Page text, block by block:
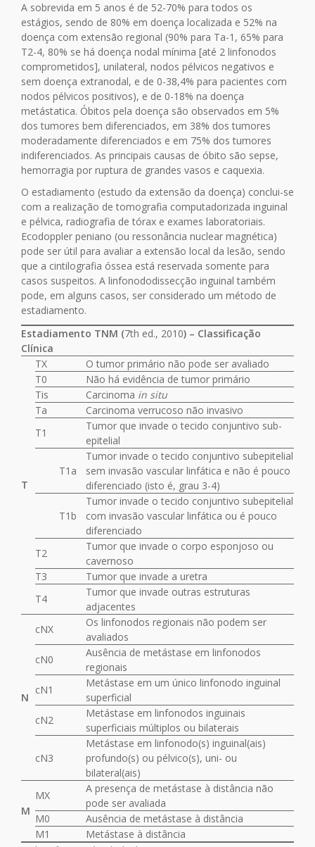
A sobrevida em 5 anos é de 52-70% para todos os
estágios, sendo de 80% em doença localizada e 52% na
doença com extensão regional (90% para Ta-1, 65% para
T2-4, 80% se há doença nodal mínima [até 2 linfonodos
comprometidos], unilateral, nodos pélvicos negativos e
sem doença extranodal, e de 0-38,4% para pacientes com
nodos pélvicos positivos), e de 0-18% na doença
metástatica. Óbitos pela doença são observados em 5%
dos tumores bem diferenciados, em 38% dos tumores
moderadamente diferenciados e em 75% dos tumores
indiferenciados. As principais causas de óbito são sepse,
hemorragia por ruptura de grandes vasos e caquexia.
O estadiamento (estudo da extensão da doença) conclui-se
com a realização de tomografia computadorizada inguinal
e pélvica, radiografia de tórax e exames laboratoriais.
Ecodoppler peniano (ou ressonância nuclear magnética)
pode ser útil para avaliar a extensão local da lesão, sendo
que a cintilografia óssea está reservada somente para
casos suspeitos. A linfonododissecção inguinal também
pode, em alguns casos, ser considerado um método de
estadiamento.
Estadiamento TNM (7th ed., 2010) – Classificação
Clínica
T
TX
O tumor primário não pode ser avaliado
T0
Não há evidência de tumor primário
Tis
Carcinoma in situ
Ta
Carcinoma verrucoso não invasivo
T1
Tumor que invade o tecido conjuntivo sub-
epitelial
T1a
Tumor invade o tecido conjuntivo subepitelial
sem invasão vascular linfática e não é pouco
diferenciado (isto é, grau 3-4)
T1b
Tumor invade o tecido conjuntivo subepitelial
com invasão vascular linfática ou é pouco
diferenciado
T2
Tumor que invade o corpo esponjoso ou
cavernoso
T3
Tumor que invade a uretra
T4
Tumor que invade outras estruturas
adjacentes
N
cNX
Os linfonodos regionais não podem ser
avaliados
cN0
Ausência de metástase em linfonodos
regionais
cN1
Metástase em um único linfonodo inguinal
superficial
cN2
Metástase em linfonodos inguinais
superficiais múltiplos ou bilaterais
cN3
Metástase em linfonodo(s) inguinal(ais)
profundo(s) ou pélvico(s), uni- ou
bilateral(ais)
M
MX
A presença de metástase à distância não
pode ser avaliada
M0
Ausência de metástase à distância
M1
Metástase à distância